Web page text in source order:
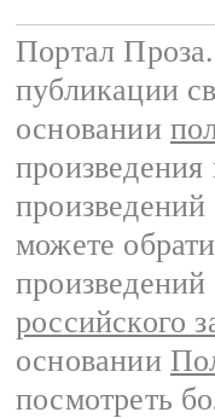
Портал
публикации
основании
можете
российского
основании
посмотреть